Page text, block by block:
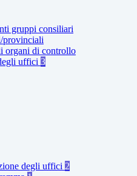
gruppi consiliari
provinciali
organi di controllo
uffici 3
degli uffici 2